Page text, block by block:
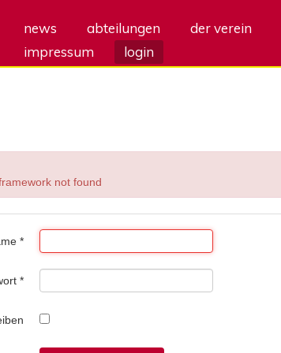
news abteilungen der verein
impressum
login
not found
*
*